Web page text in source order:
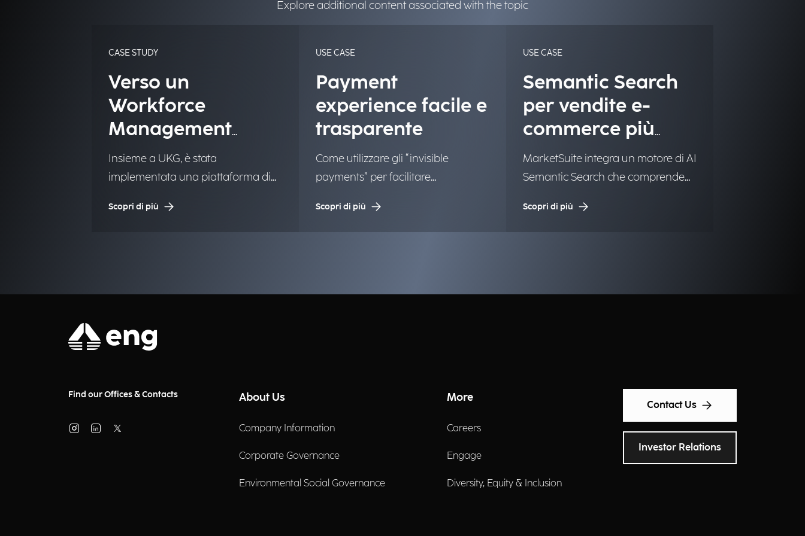
Explore additional content associated with the topic
CASE STUDY
Verso un
Workforce
Management
Intelligente e
Scalabile
Insieme a UKG, è stata
implementata una piattaforma di
migliorare globalmente la
Scopri di più
USE CASE
Payment
experience facile e
trasparente
Come utilizzare gli “invisible
payments” per facilitare
Scopri di più
USE CASE
Semantic Search
per vendite e-
commerce più
efficaci
MarketSuite integra un motore di AI
Semantic Search che comprende
risultati più pertinenti, migliorando
Scopri di più
Find our Offices & Contacts About Us
Company Information
Corporate Governance
Environmental Social Governance
More
Careers
Engage
Diversity, Equity & Inclusion
Contact Us
Investor Relations